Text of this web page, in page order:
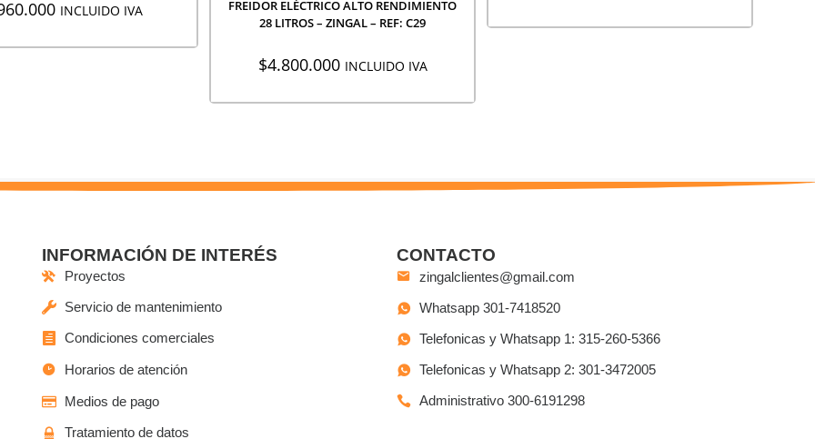
INCLUIDO IVA
FREIDOR ELÉCTRICO ALTO RENDIMIENTO
28 LITROS – ZINGAL – REF: C29
$4.800.000 INCLUIDO IVA
INFORMACIÓN DE INTERÉS
Proyectos
Servicio de mantenimiento
Condiciones comerciales
Horarios de atención
Medios de pago
Tratamiento de datos
CONTACTO
zingalclientes@gmail.com
Whatsapp 301-7418520
Telefonicas y Whatsapp 1: 315-260-5366
Telefonicas y Whatsapp 2: 301-3472005
Administrativo 300-6191298